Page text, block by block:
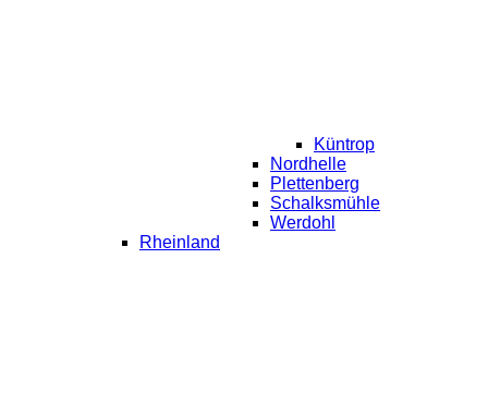
Küntrop
Nordhelle
Plettenberg
Schalksmühle
Werdohl
Rheinland